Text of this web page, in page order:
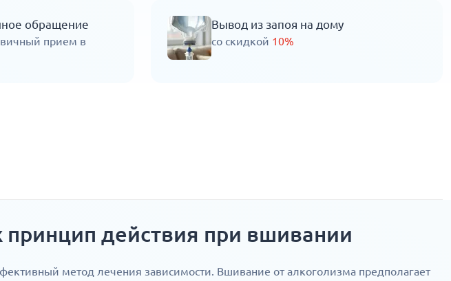
обращение
прием в
Вывод из запоя на дому
со скидкой 10%
принцип действия при вшивании
метод лечения зависимости. Вшивание от алкоголизма предполагает